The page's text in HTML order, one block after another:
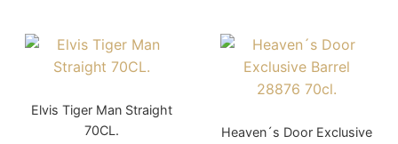
Elvis Tiger Man Straight
70CL.
Heaven´s Door Exclusive